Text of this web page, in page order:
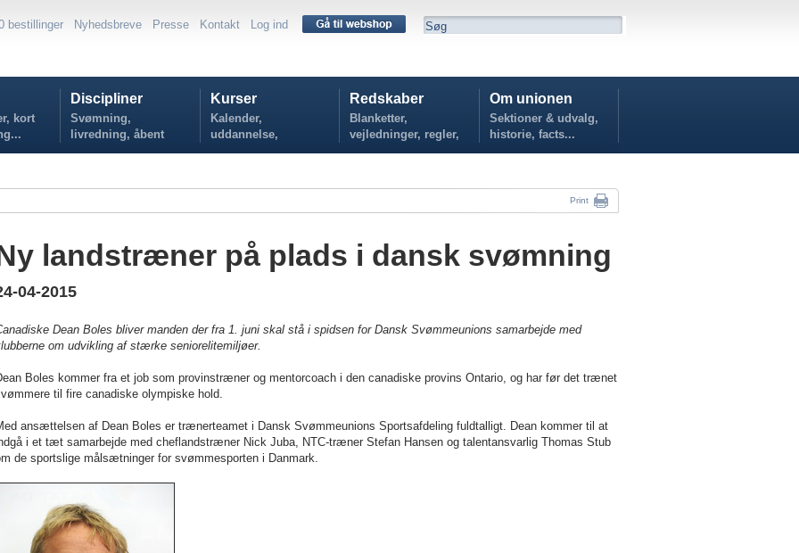
bestillinger Nyhedsbreve Presse Kontakt Log ind
kort
Discipliner
Svømning,
livredning, åbent
vand...
Kurser
Kalender,
uddannelse,
tilmelding...
Redskaber
Blanketter,
vejledninger, regler,
politikker...
Om unionen
Sektioner & udvalg,
historie, facts...
Print
landstræner på plads i dansk svømning
04-2015
Dean Boles bliver manden der fra 1. juni skal stå i spidsen for Dansk Svømmeunions samarbejde med
om udvikling af stærke seniorelitemiljøer.
Boles kommer fra et job som provinstræner og mentorcoach i den canadiske provins Ontario, og har før det trænet
til fire canadiske olympiske hold.
ansættelsen af Dean Boles er trænerteamet i Dansk Svømmeunions Sportsafdeling fuldtalligt. Dean kommer til at
i et tæt samarbejde med cheflandstræner Nick Juba, NTC-træner Stefan Hansen og talentansvarlig Thomas Stub
de sportslige målsætninger for svømmesporten i Danmark.